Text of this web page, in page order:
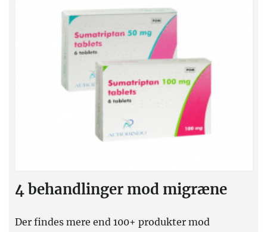
4 behandlinger mod migræne
Der findes mere end 100+ produkter mod